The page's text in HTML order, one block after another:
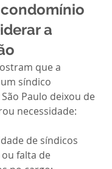
a
que a
síndico
Paulo deixou de
necessidade:
de síndicos
falta de